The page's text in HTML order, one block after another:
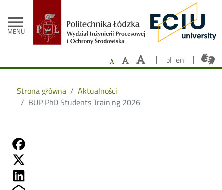
menu
MENU
- Strona główna
pl en
Strona główna
Aktualności
BUP PhD Students Training 2026